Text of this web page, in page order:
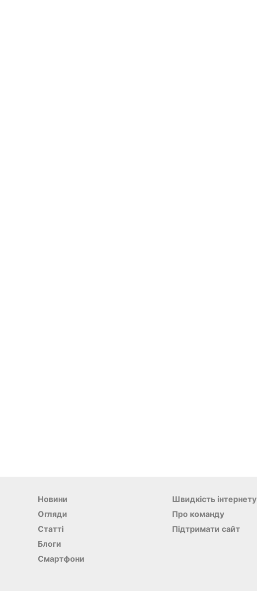
Новини
Огляди
Статті
Блоги
Смартфони
Швидкість інтернету
Про команду
Підтримати сайт